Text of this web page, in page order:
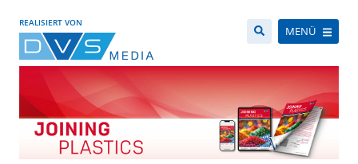
REALISIERT VON
MENÜ